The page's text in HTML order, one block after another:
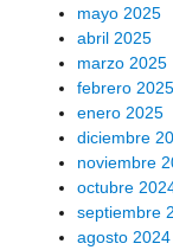
mayo 2025
abril 2025
marzo 2025
febrero 2025
enero 2025
diciembre
noviembre
octubre
septiembre
agosto 2024